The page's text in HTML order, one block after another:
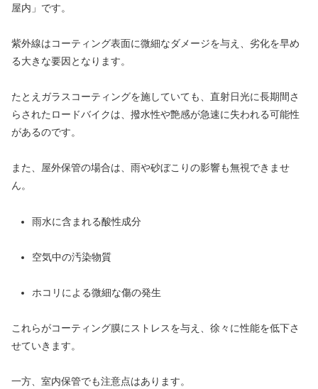
屋内」です。
紫外線はコーティング表面に微細なダメージを与え、劣化を早め
る大きな要因となります。
たとえガラスコーティングを施していても、直射日光に長期間さ
らされたロードバイクは、撥水性や艶感が急速に失われる可能性
があるのです。
また、屋外保管の場合は、雨や砂ぼこりの影響も無視できませ
ん。
雨水に含まれる酸性成分
空気中の汚染物質
ホコリによる微細な傷の発生
これらがコーティング膜にストレスを与え、徐々に性能を低下さ
せていきます。
一方、室内保管でも注意点はあります。